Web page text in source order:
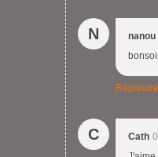
N
nanou
Répondre
C Cath